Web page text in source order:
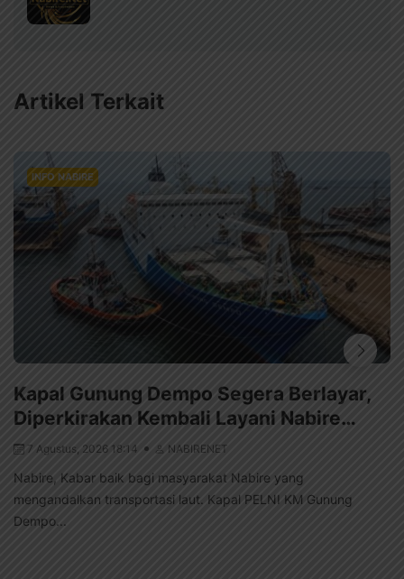
Artikel Terkait
INFO NABIRE
Kapal Gunung Dempo Segera Berlayar,
Diperkirakan Kembali Layani Nabire…
7 Agustus, 2026 18:14 NABIRENET
Nabire, Kabar baik bagi masyarakat Nabire yang
mengandalkan transportasi laut. Kapal PELNI KM Gunung
Dempo...